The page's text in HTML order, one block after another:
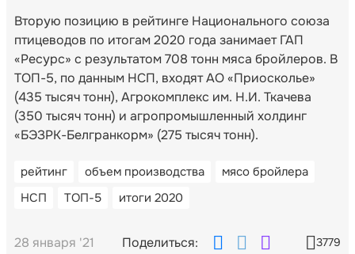
Вторую позицию в рейтинге Национального союза
птицеводов по итогам 2020 года занимает ГАП
«Ресурс» с результатом 708 тонн мяса бройлеров. В
ТОП-5, по данным НСП, входят АО «Приосколье»
(435 тысяч тонн), Агрокомплекс им. Н.И. Ткачева
(350 тысяч тонн) и агропромышленный холдинг
«БЭЗРК-Белгранкорм» (275 тысяч тонн).
рейтинг объем производства
мясо бройлера
НСП
ТОП-5 итоги 2020
28 января '21 Поделиться: 3779